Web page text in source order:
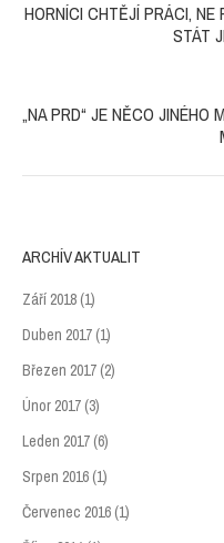
HORNÍCI CHTĚJÍ PRÁCI, NE
STÁT
„NA PRD“ JE NĚCO JINÉHO
ARCHÍV AKTUALIT
Září 2018 (1)
Duben 2017 (1)
Březen 2017 (2)
Únor 2017 (3)
Leden 2017 (6)
Srpen 2016 (1)
Červenec 2016 (1)